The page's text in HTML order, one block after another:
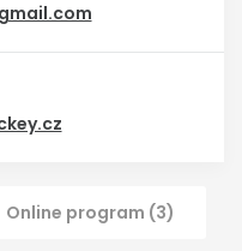
Online program (3)